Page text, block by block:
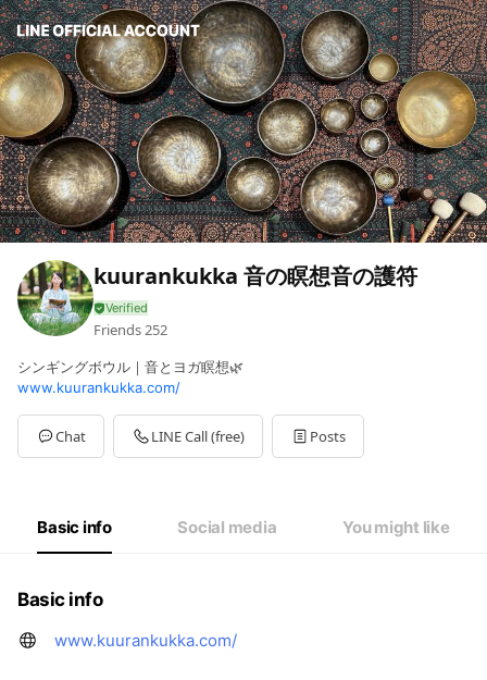
kuurankukka 音の瞑想音の護符
Friends252
シンギングボウル｜音とヨガ瞑想🌿
www.kuurankukka.com/
Chat LINE Call (free) Posts
Basic info Social media You might like
Basic info
www.kuurankukka.com/